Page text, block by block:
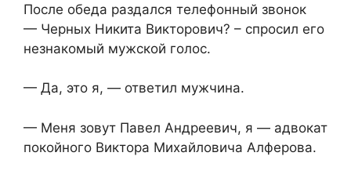
После обеда раздался телефонный звонок
— Черных Никита Викторович? – спросил его
незнакомый мужской голос.
— Да, это я, — ответил мужчина.
— Меня зовут Павел Андреевич, я — адвокат
покойного Виктора Михайловича Алферова.